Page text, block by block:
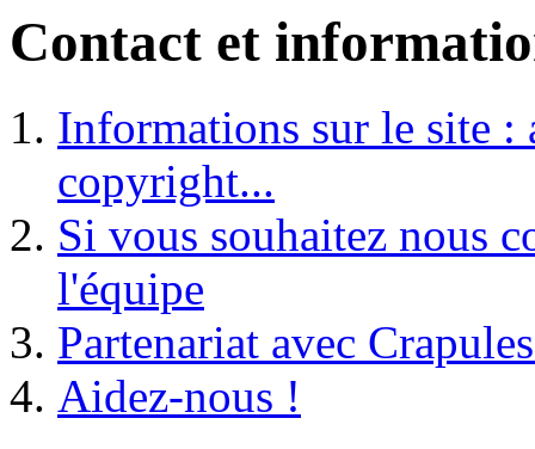
Contact et
Informations sur le site :
copyright...
Si vous souhaitez nous
l'équipe
Partenariat avec
Aidez-nous !